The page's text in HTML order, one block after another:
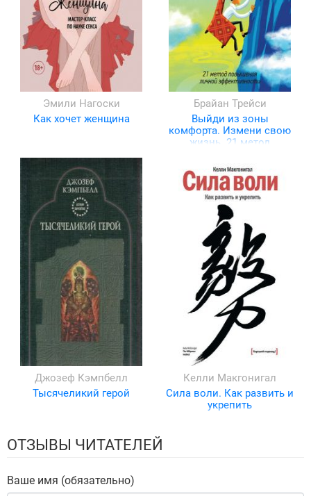
Эмили Нагоски
Как хочет женщина
Брайан Трейси
Выйди из зоны
комфорта. Измени свою
жизнь. 21 метод
эффективности
Джозеф Кэмпбелл
Тысячеликий герой
Келли Макгонигал
Сила воли. Как развить и
укрепить
ОТЗЫВЫ ЧИТАТЕЛЕЙ
Ваше имя (обязательно)